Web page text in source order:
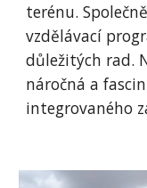
terénu.
vzdělávací
důležitých rad.
náročná a
integrovaného